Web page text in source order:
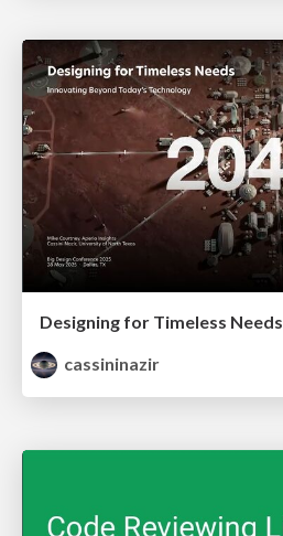
Designing for Timeless Needs
cassininazir